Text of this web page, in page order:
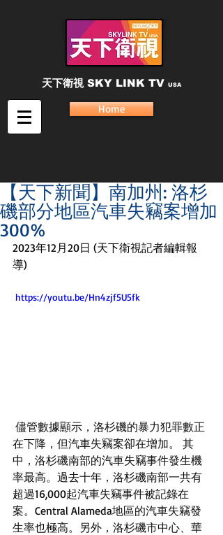
天下衛視 SKY LINK TV USA
Home
【天下新聞】南加州: 洛杉
磯部分地區汽車失竊案增加
300%
2023年12月20日 (天下衛視記者編輯報
導)
https://youtu.be/Hn4zjf5U5fk
在下降，但汽車失竊案卻在增加。 其
中，洛杉磯南部的汽車失竊事件發生機
率最高。過去十年，洛杉磯南部一共有
超過16,000起汽車失竊事件被記錄在
案。Central Alameda地區的汽車失竊發
生率也極高。另外，洛杉磯市中心、華